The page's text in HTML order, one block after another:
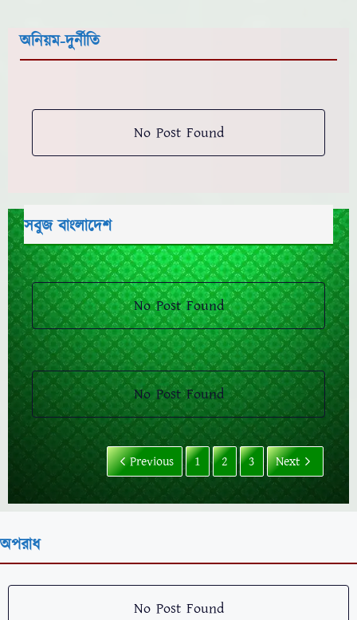
অনিয়ম-দুর্নীতি
No Post Found
সবুজ বাংলাদেশ
No Post Found
No Post Found
Previous 1 2 3 Next
অপরাধ
No Post Found